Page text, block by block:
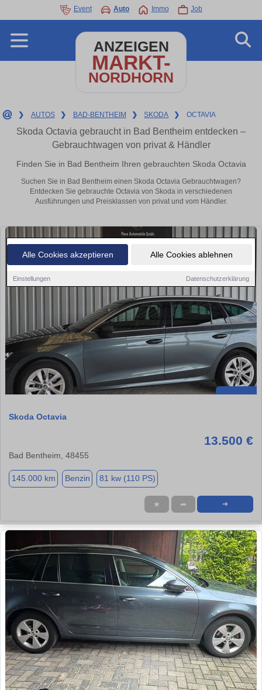
Alle Cookies akzeptieren Alle Cookies ablehnen
Einstellungen Datenschutzerklärung
Event Auto Immo Job
ANZEIGEN
MARKT-
NORDHORN
❯ AUTOS ❯ BAD-BENTHEIM ❯ SKODA ❯ OCTAVIA
Skoda Octavia gebraucht in Bad Bentheim entdecken –
Gebrauchtwagen von privat & Händler
Finden Sie in Bad Bentheim Ihren gebrauchten Skoda Octavia
Suchen Sie in Bad Bentheim einen Skoda Octavia Gebrauchtwagen?
Entdecken Sie gebrauchte Octavia von Skoda in verschiedenen
Ausführungen und Preisklassen von privat und vom Händler.
Skoda Octavia
13.500 €
Bad Bentheim, 48455
145.000 km Benzin 81 kw (110 PS)
★ ➦ ➜